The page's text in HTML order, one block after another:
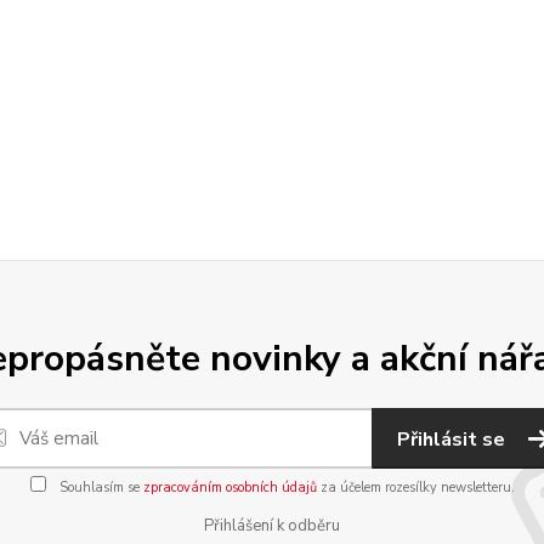
novinky a akční
Přihlásit se
Souhlasím se zpracováním osobních údajůza účelem rozesílky newsletteru.
Přihlášení k odběru